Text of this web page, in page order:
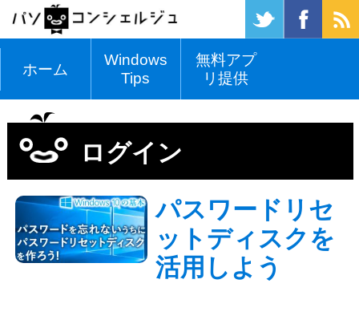
ホーム
Windows
Tips
無料アプ
リ提供
ログイン
パスワードリセ
ットディスクを
活用しよう